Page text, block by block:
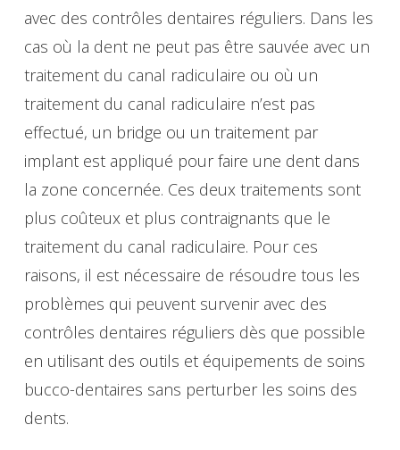
avec des contrôles dentaires réguliers. Dans les
cas où la dent ne peut pas être sauvée avec un
traitement du canal radiculaire ou où un
traitement du canal radiculaire n’est pas
effectué, un bridge ou un traitement par
implant est appliqué pour faire une dent dans
la zone concernée. Ces deux traitements sont
plus coûteux et plus contraignants que le
traitement du canal radiculaire. Pour ces
raisons, il est nécessaire de résoudre tous les
problèmes qui peuvent survenir avec des
contrôles dentaires réguliers dès que possible
en utilisant des outils et équipements de soins
bucco-dentaires sans perturber les soins des
dents.